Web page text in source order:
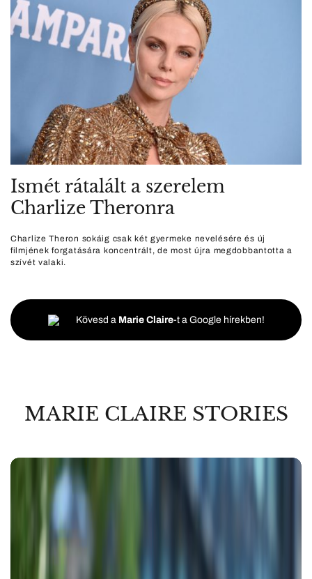
Ismét rátalált a szerelem
Charlize Theronra
Charlize Theron sokáig csak két gyermeke nevelésére és új
filmjének forgatására koncentrált, de most újra megdobbantotta a
szívét valaki.
Kövesd a Marie Claire-t a Google hírekben!
MARIE CLAIRE STORIES